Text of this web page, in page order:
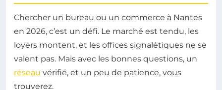
Chercher un bureau ou un commerce à Nantes
en 2026, c’est un défi. Le marché est tendu, les
loyers montent, et les offices signalétiques ne se
valent pas. Mais avec les bonnes questions, un
réseau vérifié, et un peu de patience, vous
trouverez.